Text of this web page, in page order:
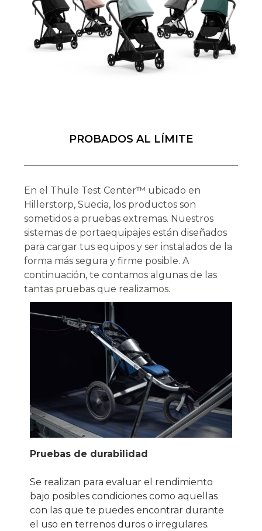
PROBADOS AL LÍMITE
En el Thule Test Center™ ubicado en
Hillerstorp, Suecia, los productos son
sometidos a pruebas extremas. Nuestros
sistemas de portaequipajes están diseñados
para cargar tus equipos y ser instalados de la
forma más segura y firme posible. A
continuación, te contamos algunas de las
tantas pruebas que realizamos.
Pruebas de durabilidad
Se realizan para evaluar el rendimiento
bajo posibles condiciones como aquellas
con las que te puedes encontrar durante
el uso en terrenos duros o irregulares.